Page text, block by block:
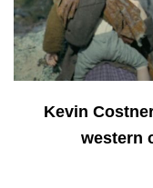
Kevin
western